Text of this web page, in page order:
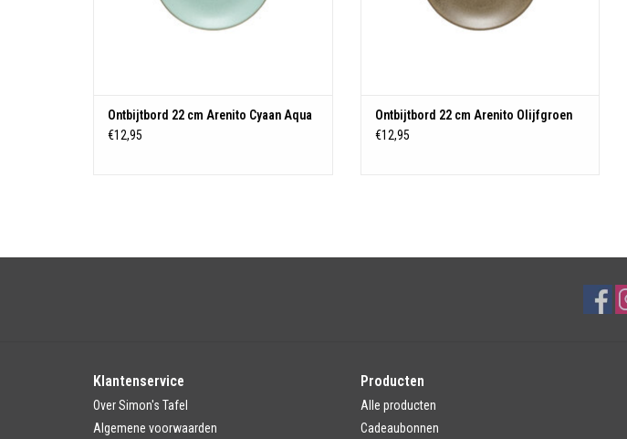
Ontbijtbord 22 cm Arenito Cyaan Aqua
€12,95
Ontbijtbord 22 cm Arenito Olijfgroen
€12,95
Klantenservice
Over Simon's Tafel
Algemene voorwaarden
Producten
Alle producten
Cadeaubonnen